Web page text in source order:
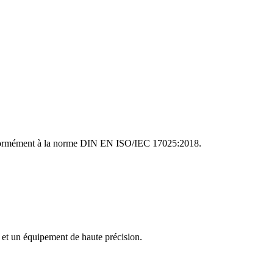
à la norme DIN EN ISO/IEC 17025:2018.
un équipement de haute précision.